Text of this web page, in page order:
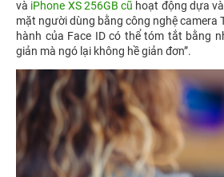
và iPhone XS 256GB cũ hoạt động dựa
mặt người dùng bằng công nghệ camera
hành của Face ID có thể tóm tắt bằng
giản mà ngó lại không hề giản đơn”.